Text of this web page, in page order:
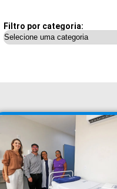
Filtro por categoria: